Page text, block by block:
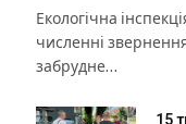
Екологічна
численні
забрудне…
15